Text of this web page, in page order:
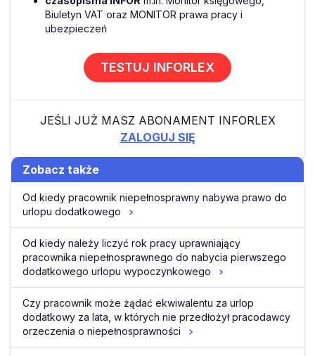
Biuletyn VAT oraz MONITOR prawa pracy i
ubezpieczeń
TESTUJ INFORLEX
JEŚLI JUŻ MASZ ABONAMENT INFORLEX
ZALOGUJ SIĘ
Zobacz także
Od kiedy pracownik niepełnosprawny nabywa prawo do
urlopu dodatkowego
Od kiedy należy liczyć rok pracy uprawniający
pracownika niepełnosprawnego do nabycia pierwszego
dodatkowego urlopu wypoczynkowego
Czy pracownik może żądać ekwiwalentu za urlop
dodatkowy za lata, w których nie przedłożył pracodawcy
orzeczenia o niepełnosprawności